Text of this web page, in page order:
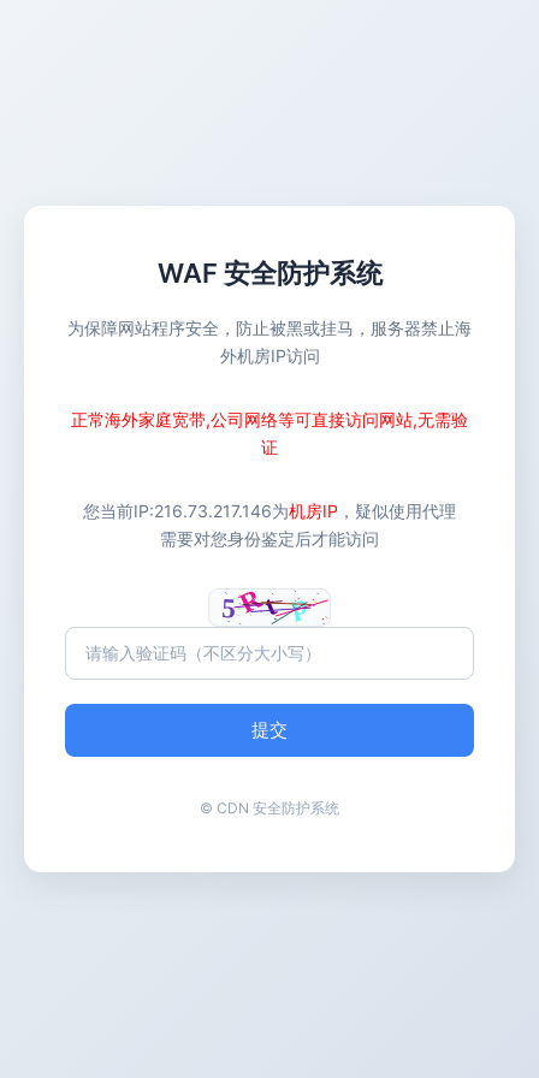
WAF 安全防护系统
为保障网站程序安全，防止被黑或挂马，服务器禁止海
外机房IP访问
正常海外家庭宽带,公司网络等可直接访问网站,无需验
证
您当前IP:216.73.217.146为机房IP ，疑似使用代理
需要对您身份鉴定后才能访问
提交
© CDN 安全防护系统